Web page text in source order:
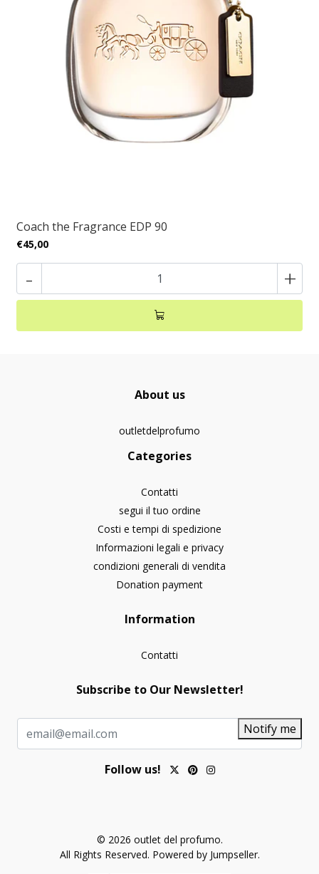
Coach the Fragrance EDP 90
€45,00
- +
About us
outletdelprofumo
Categories
Contatti
segui il tuo ordine
Costi e tempi di spedizione
Informazioni legali e privacy
condizioni generali di vendita
Donation payment
Information
Contatti
Subscribe to Our Newsletter!
Notify me
Follow us!
© 2026 outlet del profumo.
All Rights Reserved. Powered by Jumpseller.